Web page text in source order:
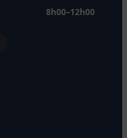
8h00–12h00